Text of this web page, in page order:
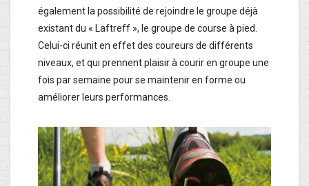
également la possibilité de rejoindre le groupe déjà
existant du « Laftreff », le groupe de course à pied.
Celui-ci réunit en effet des coureurs de différents
niveaux, et qui prennent plaisir à courir en groupe une
fois par semaine pour se maintenir en forme ou
améliorer leurs performances.